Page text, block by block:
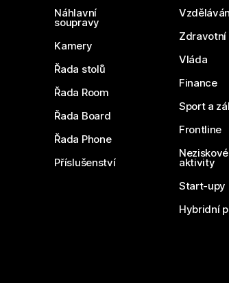
Odešlete
Náhlavní
soupravy
Kamery
Řada stolů
Řada Room
Řada Board
Řada Phone
Příslušenství
Zdravotní
Vláda
Finance
Sport a
Frontline
Neziskové
aktivity
Start-upy
Hybridní